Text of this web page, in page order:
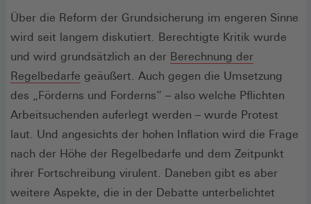
Über die Reform der Grundsicherung im engeren Sinne
wird seit langem diskutiert. Berechtigte Kritik wurde
und wird grundsätzlich an der Berechnung der
Regelbedarfe (Öffnet
in
einem
neuen
Fenster)
geäußert. Auch gegen die Umsetzung
des „Förderns und Forderns“ – also welche Pflichten
Arbeitsuchenden auferlegt werden – wurde Protest
laut. Und angesichts der hohen Inflation wird die Frage
nach der Höhe der Regelbedarfe und dem Zeitpunkt
ihrer Fortschreibung virulent. Daneben gibt es aber
weitere Aspekte, die in der Debatte unterbelichtet